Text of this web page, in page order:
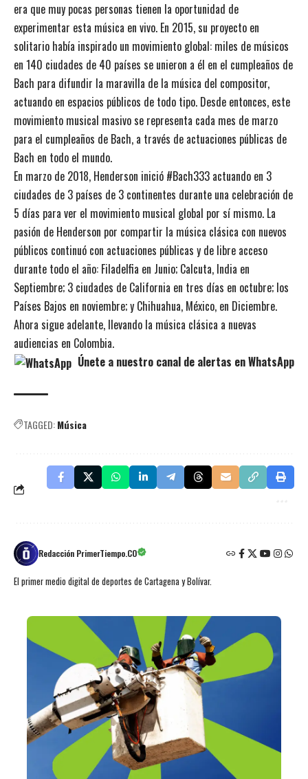
era que muy pocas personas tienen la oportunidad de
experimentar esta música en vivo. En 2015, su proyecto en
solitario había inspirado un movimiento global: miles de músicos
en 140 ciudades de 40 países se unieron a él en el cumpleaños de
Bach para difundir la maravilla de la música del compositor,
actuando en espacios públicos de todo tipo. Desde entonces, este
movimiento musical masivo se representa cada mes de marzo
para el cumpleaños de Bach, a través de actuaciones públicas de
Bach en todo el mundo.
En marzo de 2018, Henderson inició #Bach333 actuando en 3
ciudades de 3 países de 3 continentes durante una celebración de
5 días para ver el movimiento musical global por sí mismo. La
pasión de Henderson por compartir la música clásica con nuevos
públicos continuó con actuaciones públicas y de libre acceso
durante todo el año: Filadelfia en Junio; Calcuta, India en
Septiembre; 3 ciudades de California en tres días en octubre; los
Países Bajos en noviembre; y Chihuahua, México, en Diciembre.
Ahora sigue adelante, llevando la música clásica a nuevas
audiencias en Colombia.
Únete a nuestro canal de alertas en WhatsApp
TAGGED:Música
Redacción PrimerTiempo.CO
El primer medio digital de deportes de Cartagena y Bolívar.